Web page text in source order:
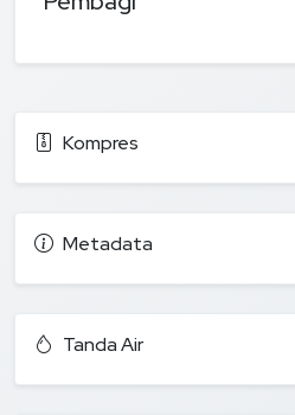
Kompres
Metadata
Tanda Air